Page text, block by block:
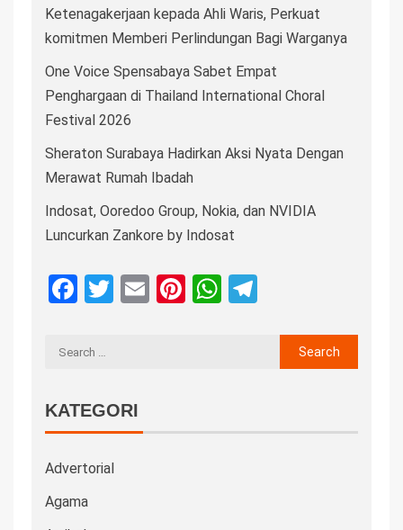
Ketenagakerjaan kepada Ahli Waris, Perkuat
komitmen Memberi Perlindungan Bagi Warganya
One Voice Spensabaya Sabet Empat
Penghargaan di Thailand International Choral
Festival 2026
Sheraton Surabaya Hadirkan Aksi Nyata Dengan
Merawat Rumah Ibadah
Indosat, Ooredoo Group, Nokia, dan NVIDIA
Luncurkan Zankore by Indosat
Facebook
Twitter
EmailPinterest
WhatsApp
KATEGORI
Advertorial
Agama